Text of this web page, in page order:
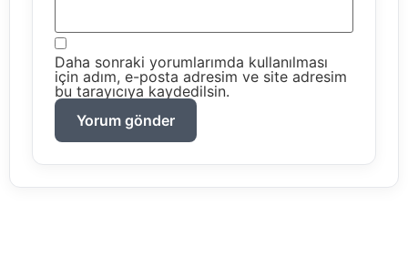
Daha sonraki yorumlarımda kullanılması
için adım, e-posta adresim ve site adresim
bu tarayıcıya kaydedilsin.